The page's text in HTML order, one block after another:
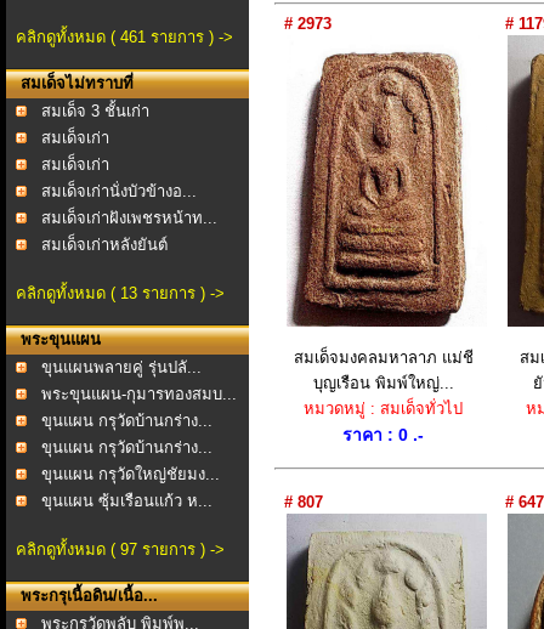
คลิกดูทั้งหมด ( 461 รายการ ) ->
สมเด็จไม่ทราบที่
สมเด็จ 3 ชั้นเก่า
สมเด็จเก่า
สมเด็จเก่า
สมเด็จเก่านั่งบัวข้างอ...
สมเด็จเก่าฝังเพชรหน้าท...
สมเด็จเก่าหลังยันต์
คลิกดูทั้งหมด ( 13 รายการ ) ->
พระขุนแผน
ขุนแผนพลายคู่ รุ่นปลั...
พระขุนแผน-กุมารทองสมบ...
ขุนแผน กรุวัดบ้านกร่าง...
ขุนแผน กรุวัดบ้านกร่าง...
ขุนแผน กรุวัดใหญ่ชัยมง...
ขุนแผน ซุ้มเรือนแก้ว ห...
คลิกดูทั้งหมด ( 97 รายการ ) ->
พระกรุเนื้อดิน/เนื้อ...
พระกรุวัดพลับ พิมพ์พุ...
# 2973
สมเด็จมงคลมหาลาภ แม่ชี
บุญเรือน พิมพ์ใหญ่...
หมวดหมู่ : สมเด็จทั่วไป
ราคา : 0 .-
#
สม
ห
# 807 #